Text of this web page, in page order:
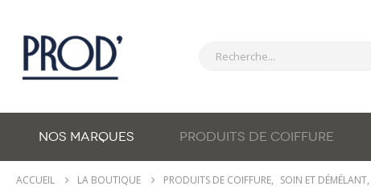
NOS MARQUES PRODUITS DE COIFFURE
ACCUEIL LA BOUTIQUE PRODUITS DE COIFFURE, SOIN ET DÉMÉLANT,